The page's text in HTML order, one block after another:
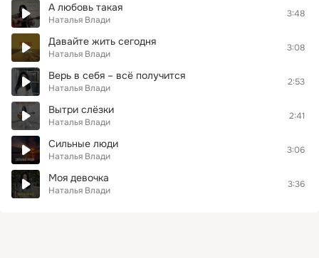
А любовь такая
Наталья Влади
3:48
Давайте жить сегодня
Наталья Влади
3:08
Верь в себя – всё получится
Наталья Влади
2:53
Вытри слёзки
Наталья Влади
2:41
Сильные люди
Наталья Влади
3:06
Моя девочка
Наталья Влади
3:36